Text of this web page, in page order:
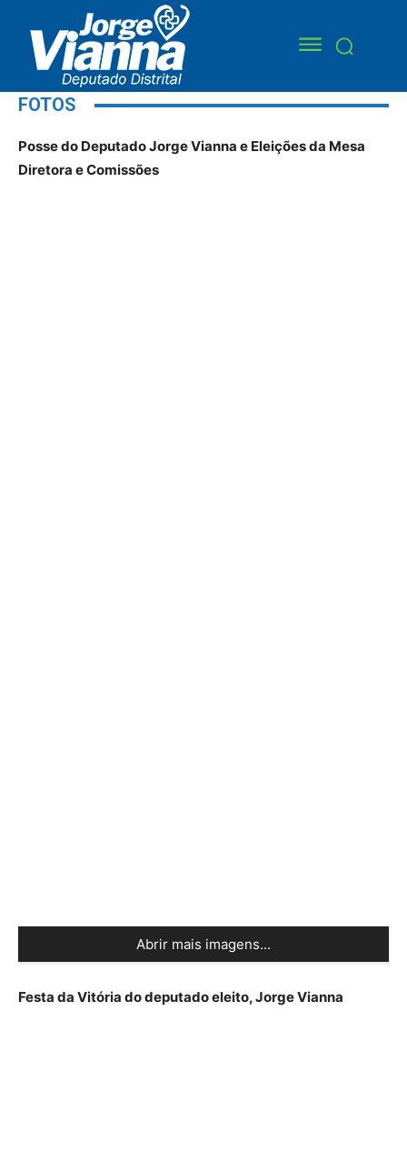
FOTOS
Posse do Deputado Jorge Vianna e Eleições da Mesa
Diretora e Comissões
Abrir mais imagens...
Festa da Vitória do deputado eleito, Jorge Vianna